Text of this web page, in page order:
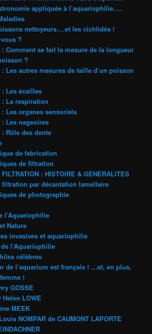
appliquée à l’aquariophilie….
nettoyeurs….et les cichlidés !
?
: Comment se fait la mesure de la longueur
?
: Les autres mesures de taille d’un poisson
: Les écailles
: La respiration
: Les organes sensoriels
: Les nageoires
: Rôle des dents
de fabrication
de filtration
FILTRATION : HISTOIRE & GENERALITES
filtration par décantation lamellaire
de photographie
l’Aquariophilie
Nature
invasives et aquariophilie
de l’Aquariophilie
célèbres
de l’aquarium est français ! …et, en plus,
!
GOSSE
Helen LOWE
MEEK
NOMPAR de CAUMONT LAPORTE